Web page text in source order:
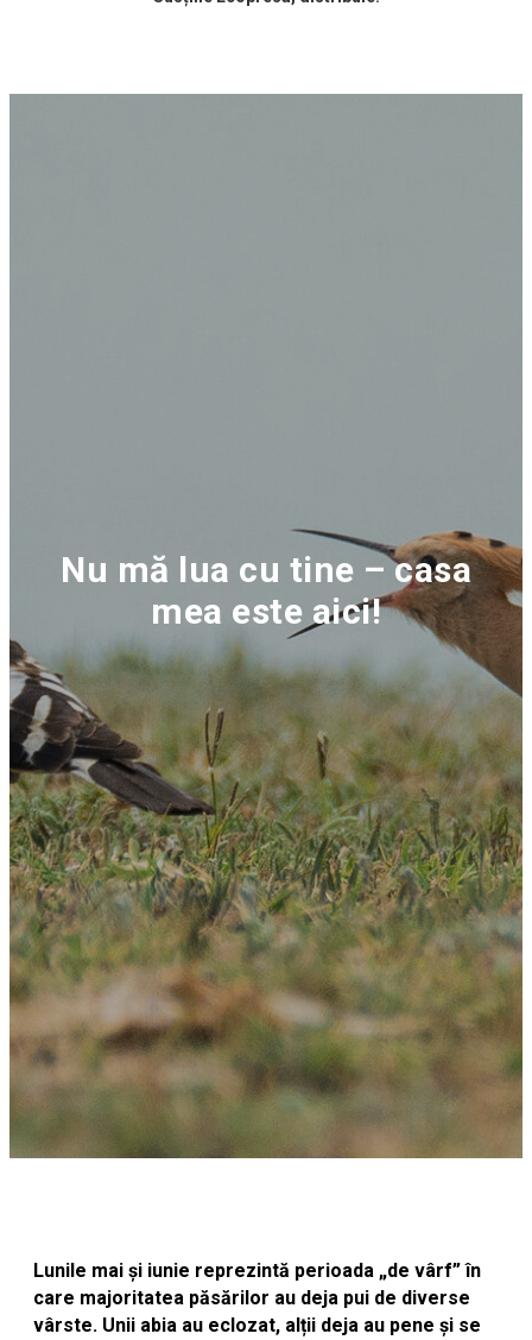
Nu mă lua cu tine – casa
mea este aici!
Lunile mai și iunie reprezintă perioada „de vârf” în
care majoritatea păsărilor au deja pui de diverse
vârste. Unii abia au eclozat, alții deja au pene și se